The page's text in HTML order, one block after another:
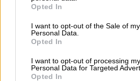
Opted In
I want to opt-out of the Sale of my
Personal Data.
Opted In
I want to opt-out of processing my
Personal Data for Targeted
Opted In
¿Qué está Pasando en
Las declaraciones del
la guerra de relatos"